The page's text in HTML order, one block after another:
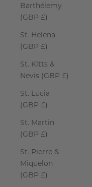
Barthélemy
(GBP £)
St. Helena
(GBP £)
St. Kitts &
Nevis (GBP £)
St. Lucia
(GBP £)
St. Martin
(GBP £)
St. Pierre &
Miquelon
(GBP £)